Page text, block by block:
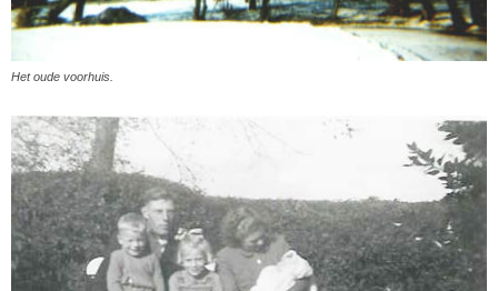
Het oude voorhuis.